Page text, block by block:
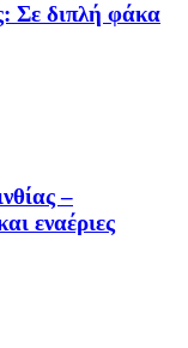
Σε διπλή φάκα
–
εναέριες